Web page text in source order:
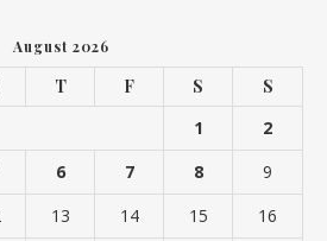
August 2026
T F S
S
1
2
6 7 8
9
13 14 15
16